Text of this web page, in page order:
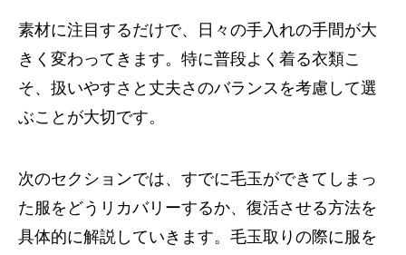
素材に注目するだけで、日々の手入れの手間が大
きく変わってきます。特に普段よく着る衣類こ
そ、扱いやすさと丈夫さのバランスを考慮して選
ぶことが大切です。
次のセクションでは、すでに毛玉ができてしまっ
た服をどうリカバリーするか、復活させる方法を
具体的に解説していきます。毛玉取りの際に服を